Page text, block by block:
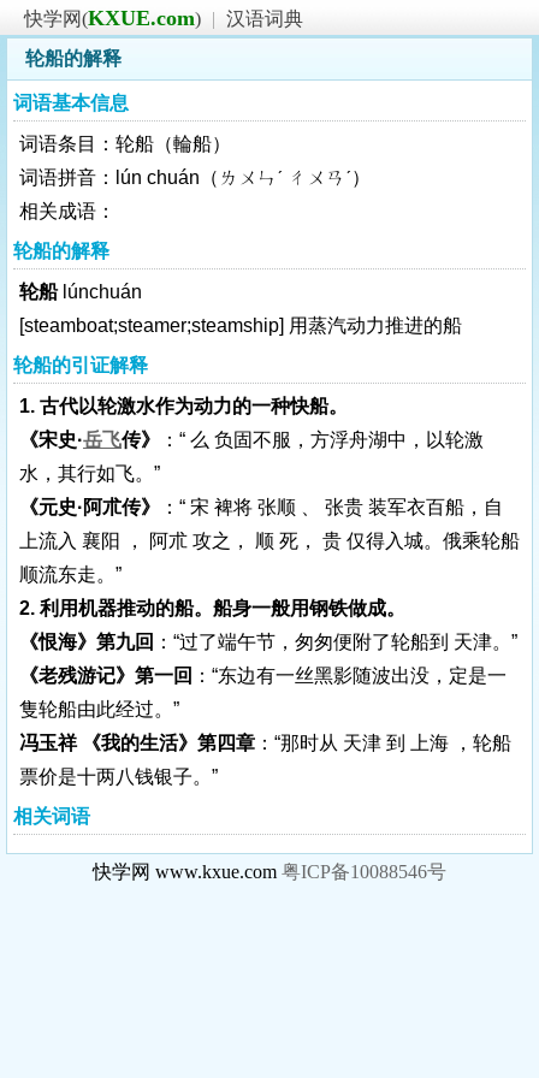
快学网(KXUE.com) | 汉语词典
轮船的解释
词语基本信息
词语条目：轮船（輪船）
词语拼音：lún chuán（ㄌㄨㄣˊ ㄔㄨㄢˊ）
相关成语：
轮船的解释
轮船 lúnchuán
[steamboat;steamer;steamship] 用蒸汽动力推进的船
轮船的引证解释
1. 古代以轮激水作为动力的一种快船。
《宋史·岳飞传》
：“ 么 负固不服，方浮舟湖中，以轮激
水，其行如飞。”
《元史·阿朮传》
：“ 宋 裨将 张顺 、 张贵 装军衣百船，自
上流入 襄阳 ， 阿朮 攻之， 顺 死， 贵 仅得入城。俄乘轮船
顺流东走。”
2. 利用机器推动的船。船身一般用钢铁做成。
《恨海》第九回 ：“过了端午节，匆匆便附了轮船到 天津。”
《老残游记》第一回 ：“东边有一丝黑影随波出没，定是一
隻轮船由此经过。”
冯玉祥 《我的生活》第四章 ：“那时从 天津 到 上海 ，轮船
票价是十两八钱银子。”
相关词语
快学网 www.kxue.com 粤ICP备10088546号